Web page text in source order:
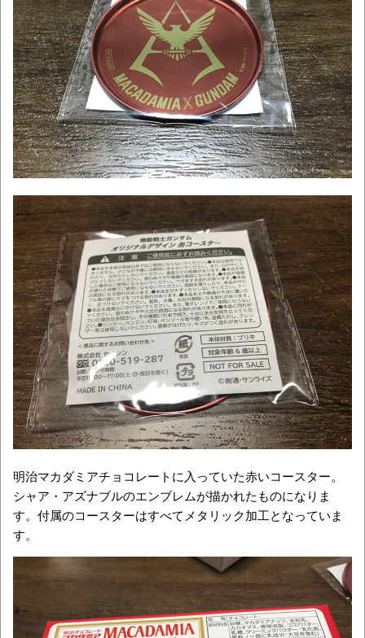
明治マカダミアチョコレートに入っていた赤いコースター。
シャア・アズナブルのエンブレムが描かれたものになりま
す。付属のコースターはすべてメタリック加工となっていま
す。